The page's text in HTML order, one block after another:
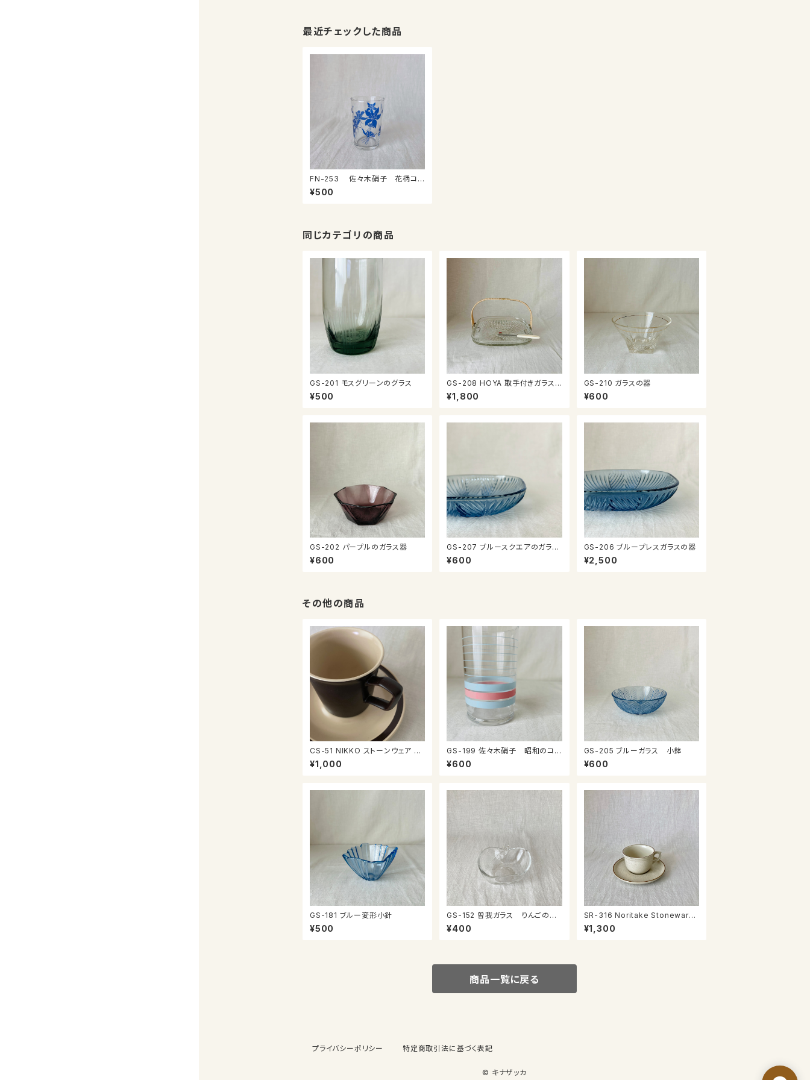
最近チェックした商品
FN-253 佐々木硝子 花柄コッ
プ③
¥500
同じカテゴリの商品
GS-201 モスグリーンのグラス
¥500
GS-208 HOYA 取手付きガラス
皿
¥1,800
GS-210 ガラスの器
¥600
GS-202 パープルのガラス器
¥600
GS-207 ブルースクエアのガラス
器
¥600
GS-206 ブループレスガラスの器
¥2,500
その他の商品
CS-51 NIKKO ストーンウェア カ
ップ＆ソーサー
¥1,000
GS-199 佐々木硝子 昭和のコッ
プ
¥600
GS-205 ブルーガラス 小鉢
¥600
GS-181 ブルー変形小針
¥500
GS-152 曽我ガラス りんごのミ
ニ鉢
¥400
SR-316 Noritake Stoneware
カップ＆ソーサー
¥1,300
商品一覧に戻る
プライバシーポリシー 特定商取引法に基づく表記
© キナザッカ